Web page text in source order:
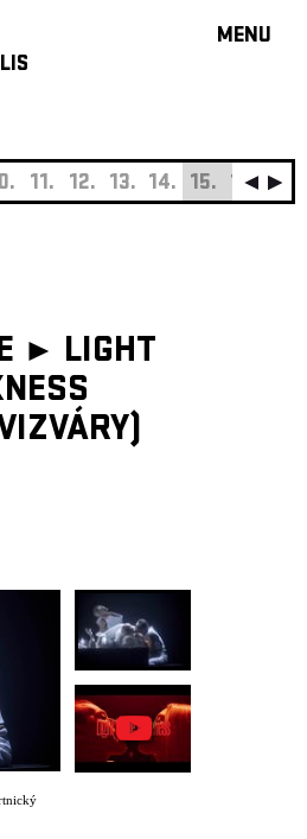
MENU
JAZZ
11. 12. 13. 14. 15. 16. 17.
► LIGHT